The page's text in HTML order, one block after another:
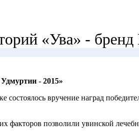
«Ува» -
- 2015»
вручение наград
факторов позволили увинской